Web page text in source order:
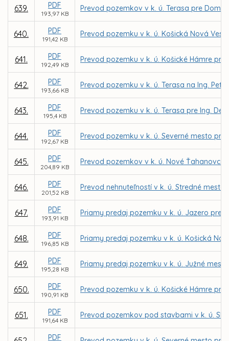
639. PDF
193,97 KB
Prevod pozemkov v k. ú. Terasa pre
640. PDF
191,42 KB
Prevod pozemku v k. ú. Košická Nová
641. PDF
192,49 KB
Prevod pozemku v k. ú. Košické Hámre
642. PDF
193,66 KB
Prevod pozemku v k. ú. Terasa na Ing.
643. PDF
195,4 KB
Prevod pozemku v k. ú. Terasa pre Ing.
644. PDF
192,67 KB
Prevod pozemku v k. ú. Severné mesto
645. PDF
204,89 KB
Prevod pozemkov v k. ú. Nové
646. PDF
201,52 KB
Prevod nehnuteľností v k. ú. Stredné mesto
647. PDF
193,91 KB
Priamy predaj pozemku v k. ú. Jazero pre
648. PDF
196,85 KB
Priamy predaj pozemku v k. ú. Košická
649. PDF
195,28 KB
Priamy predaj pozemku v k. ú. Južné mesto
650. PDF
190,91 KB
Prevod pozemku v k. ú. Košické Hámre pre
651. PDF
191,64 KB
Prevod pozemkov pod stavbami v k. ú.
PDF